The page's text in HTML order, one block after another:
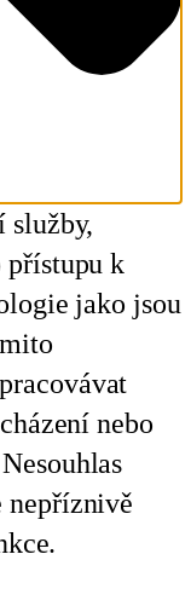
služby,
přístupu k
jako jsou
nebo
nepříznivě